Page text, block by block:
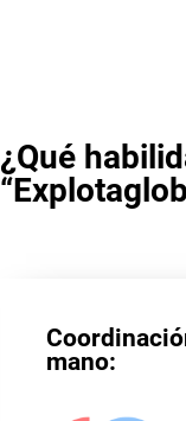
¿Qué
mano: